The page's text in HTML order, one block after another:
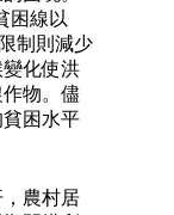
困線以
制則減少
化使洪
物。儘
困水平
農村居